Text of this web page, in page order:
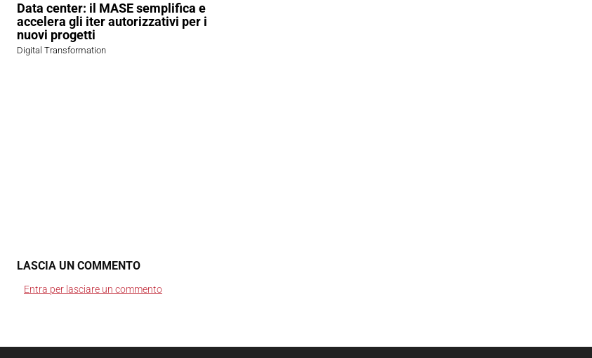
Data center: il MASE semplifica e
accelera gli iter autorizzativi per i
nuovi progetti
Digital Transformation
LASCIA UN COMMENTO
Entra per lasciare un commento